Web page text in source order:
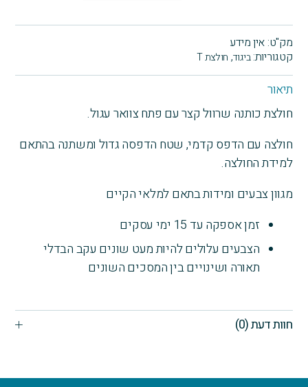
טריקו
שרוול
קצר
(Copy)
תיאור
חולצת כותנה שרוול קצר עם פתח צוואר עגול.
חולצה עם הדפס קדמי, שטח הדפסה גדול ומשתנה בהתאם
למידת החולצה.
מגוון צבעים ומידות בתאם למלאי הקיים
זמן אספקה עד 15 ימי עסקים
הצבעים עלולים להיות מעט שונים עקב הבדלי
תאורה ושינויים בין המסכים השונים
חוות דעת (0)
מק"ט: אין מידע
קטגוריות:ביגוד, חולצת T